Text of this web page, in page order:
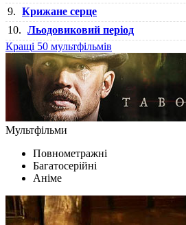
9. Крижане серце
10. Льодовиковий період
Кращі 50 мультфільмів
Мультфільми
Повнометражні
Багатосерійні
Аніме